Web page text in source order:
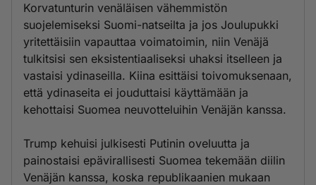
Korvatunturin venäläisen vähemmistön
suojelemiseksi Suomi-natseilta ja jos Joulupukki
yritettäisiin vapauttaa voimatoimin, niin Venäjä
tulkitsisi sen eksistentiaaliseksi uhaksi itselleen ja
vastaisi ydinaseilla. Kiina esittäisi toivomuksenaan,
että ydinaseita ei jouduttaisi käyttämään ja
kehottaisi Suomea neuvotteluihin Venäjän kanssa.
Trump kehuisi julkisesti Putinin oveluutta ja
painostaisi epävirallisesti Suomea tekemään diilin
Venäjän kanssa, koska republikaanien mukaan